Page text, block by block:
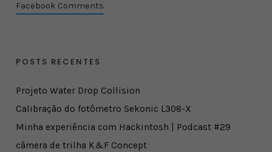
Facebook Comments
POSTS RECENTES
Projeto Water Drop Collision
Calibração do fotômetro Sekonic L308-X
Minha experiência com Hackintosh | Podcast #29
câmera de trilha K&F Concept